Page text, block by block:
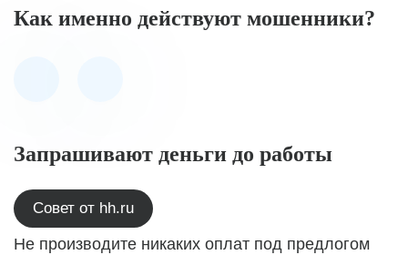
Как именно действуют мошенники?
Запрашивают деньги до работы
Совет от hh.ru
Не производите никаких оплат под предлогом